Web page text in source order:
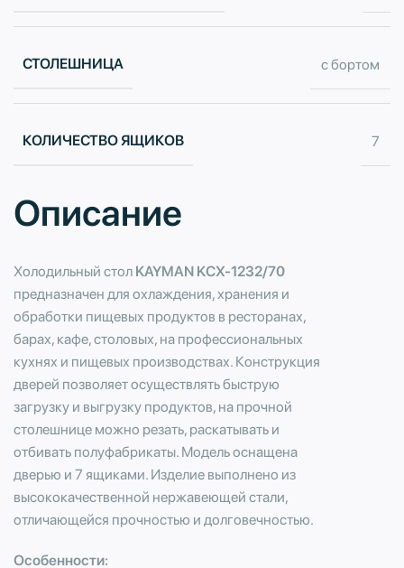
Описание
Холодильный стол KAYMAN KСХ-1232/70
предназначен для охлаждения, хранения и
обработки пищевых продуктов в ресторанах,
барах, кафе, столовых, на профессиональных
кухнях и пищевых производствах. Конструкция
дверей позволяет осуществлять быструю
загрузку и выгрузку продуктов, на прочной
столешнице можно резать, раскатывать и
отбивать полуфабрикаты. Модель оснащена
дверью и 7 ящиками. Изделие выполнено из
высококачественной нержавеющей стали,
отличающейся прочностью и долговечностью.
Особенности:
СТОЛЕШНИЦА с бортом
КОЛИЧЕСТВО ЯЩИКОВ 7